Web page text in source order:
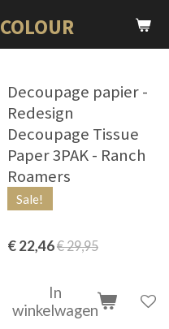
COLOUR
Decoupage papier -
Redesign
Decoupage Tissue
Paper 3PAK - Ranch
Roamers
Sale!
€ 22,46€ 29,95
In
winkelwagen